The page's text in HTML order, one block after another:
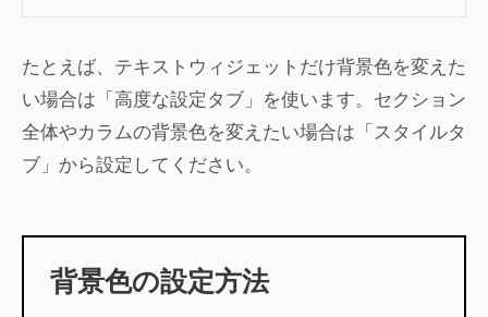
たとえば、テキストウィジェットだけ背景色を変えた
い場合は「高度な設定タブ」を使います。セクション
全体やカラムの背景色を変えたい場合は「スタイルタ
ブ」から設定してください。
背景色の設定方法